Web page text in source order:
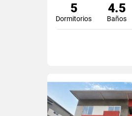
5
Dormitorios
4.5
Baños